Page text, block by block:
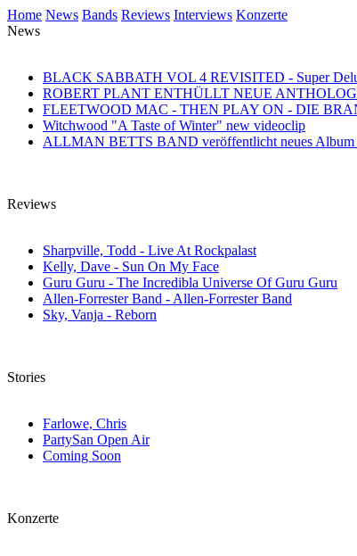
Home News Bands Reviews Interviews Konzerte
News
BLACK SABBATH VOL 4 REVISITED - Super
ROBERT PLANT ENTHÜLLT NEUE
FLEETWOOD MAC - THEN PLAY ON - DIE
Witchwood "A Taste of Winter" new videoclip
ALLMAN BETTS BAND veröffentlicht neues Album
Reviews
Sharpville, Todd - Live At Rockpalast
Kelly, Dave - Sun On My Face
Guru Guru - The Incredibla Universe Of Guru Guru
Allen-Forrester Band - Allen-Forrester Band
Sky, Vanja - Reborn
Stories
Farlowe, Chris
PartySan Open Air
Coming Soon
Konzerte